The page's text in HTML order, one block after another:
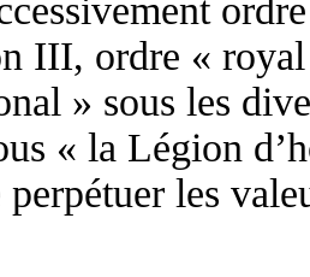
III, ordre «
» sous les
« la Légion
perpétuer les